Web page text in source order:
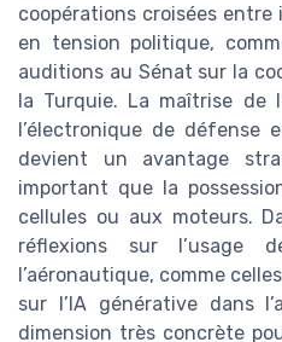
coopérations croisées
en tension politique,
auditions au Sénat sur la
la Turquie. La maîtrise de
l’électronique de défense
devient un avantage
important que la
cellules ou aux moteurs.
réflexions sur l’usage
l’aéronautique, comme
sur l’IA générative dans
dimension très concrète